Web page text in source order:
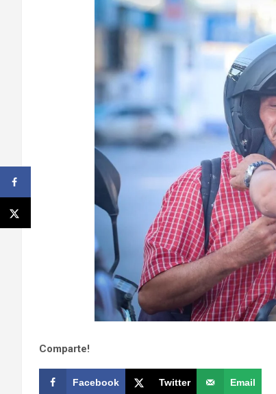
Comparte!
Facebook Twitter Email